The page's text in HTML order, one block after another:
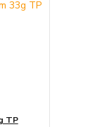
TP